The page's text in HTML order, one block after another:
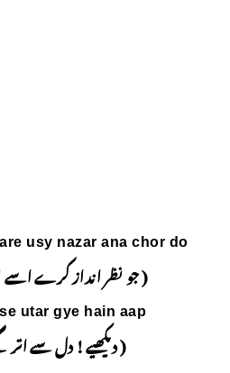
Jo nazar andaaz kare
نظر آنا چھوڑ دو )
Dekhiye! dil se